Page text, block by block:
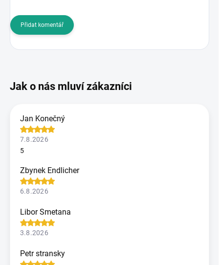
Přidat komentář
Jan Konečný
7.8.2026
5
Zbynek Endlicher
6.8.2026
Libor Smetana
3.8.2026
Petr stransky